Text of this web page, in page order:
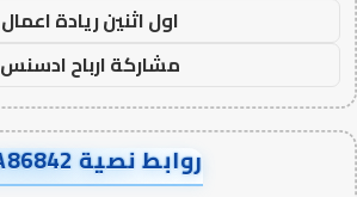
اول اثنين ريادة اعمال
مشاركة ارباح ادسنس
روابط نصية AA86842